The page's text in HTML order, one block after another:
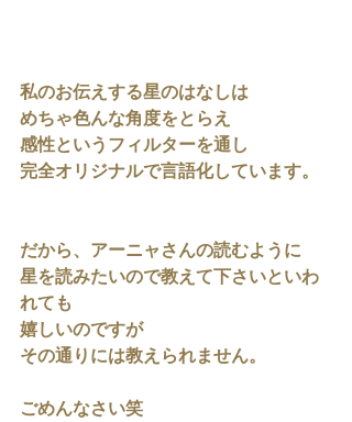
私のお伝えする星のはなしは
めちゃ色んな角度をとらえ
感性というフィルターを通し
完全オリジナルで言語化しています。
だから、アーニャさんの読むように
星を読みたいので教えて下さいといわ
れても
嬉しいのですが
その通りには教えられません。
ごめんなさい笑